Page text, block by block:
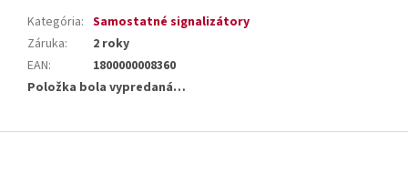
Kategória: Samostatné signalizátory
Záruka:
2 roky
EAN:
1800000008360
Položka bola vypredaná…